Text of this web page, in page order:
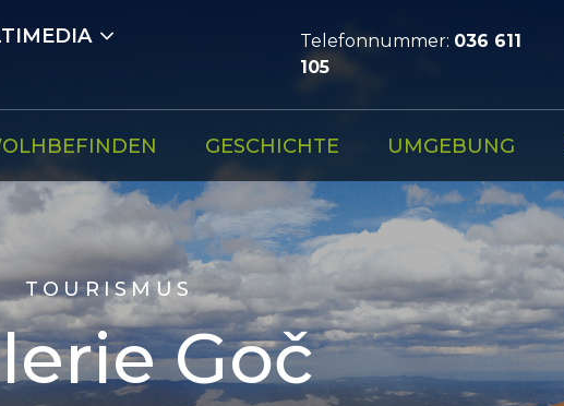
Telefonnummer: 036 611
105
GESCHICHTE UMGEBUNG
TOURISMUS
Goč